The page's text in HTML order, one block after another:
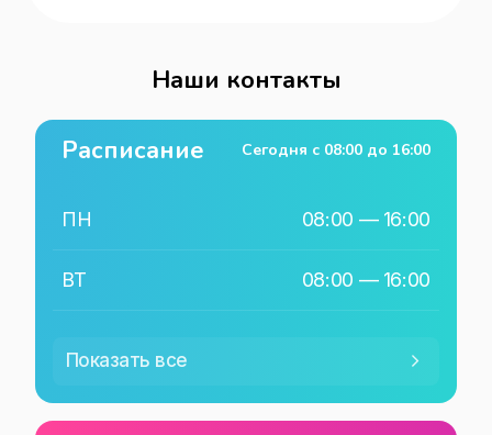
Наши контакты
Расписание Сегодня с 08:00 до 16:00
ПН 08:00 — 16:00
ВТ 08:00 — 16:00
ЧТ 08:00—16:00
Показать все